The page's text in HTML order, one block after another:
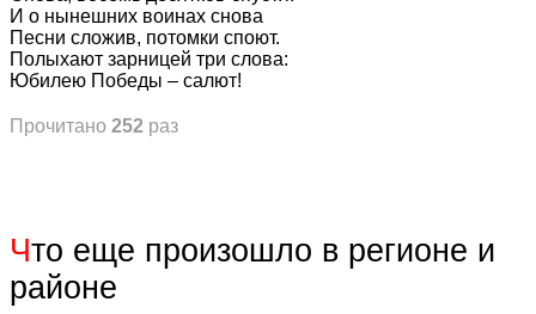
И о нынешних воинах снова
Песни сложив, потомки споют.
Полыхают зарницей три слова:
Юбилею Победы – салют!
Прочитано 252 раз
Что еще произошло в регионе и
районе